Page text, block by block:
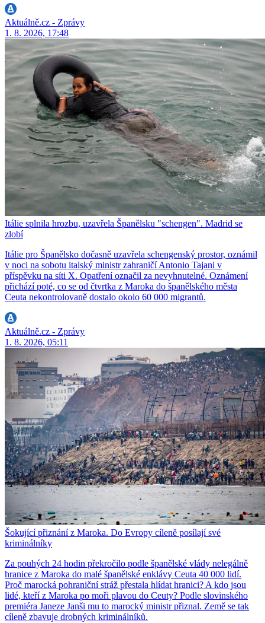
Aktuálně.cz - Zprávy
1. 8. 2026, 17:48
Itálie splnila hrozbu, uzavřela Španělsku "schengen". Madrid se
zlobí
Itálie pro Španělsko dočasně uzavřela schengenský prostor, oznámil
v noci na sobotu italský ministr zahraničí Antonio Tajani v
příspěvku na síti X. Opatření označil za nevyhnutelné. Oznámení
přichází poté, co se od čtvrtka z Maroka do španělského města
Ceuta nekontrolovaně dostalo okolo 60 000 migrantů.
Aktuálně.cz - Zprávy
1. 8. 2026, 05:11
Šokující přiznání z Maroka. Do Evropy cíleně posílají své
kriminálníky
Za pouhých 24 hodin překročilo podle španělské vlády nelegálně
hranice z Maroka do malé španělské enklávy Ceuta 40 000 lidí.
Proč marocká pohraniční stráž přestala hlídat hranici? A kdo jsou
lidé, kteří z Maroka po moři plavou do Ceuty? Podle slovinského
premiéra Janeze Janši mu to marocký ministr přiznal. Země se tak
cíleně zbavuje drobných kriminálníků.